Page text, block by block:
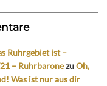
Ruhrgebiet ist –
– RuhrbaronezuOh,
Was ist nur aus dir